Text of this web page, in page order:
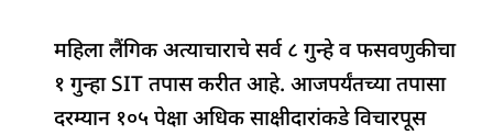
महिला लैंगिक अत्याचाराचे सर्व ८ गुन्हे व फसवणुकीचा
१ गुन्हा SIT तपास करीत आहे. आजपर्यंतच्या तपासा
दरम्यान १०५ पेक्षा अधिक साक्षीदारांकडे विचारपूस